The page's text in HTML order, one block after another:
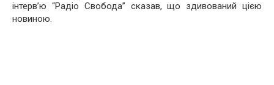
інтерв’ю “Радіо Свобода” сказав, що здивований цією
новиною.